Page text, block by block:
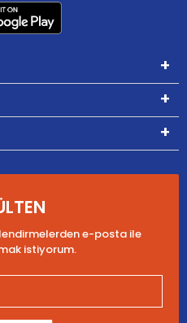
e-posta ile
istiyorum.